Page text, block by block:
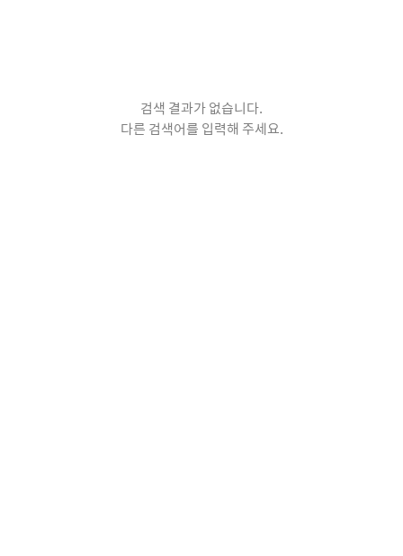
검색 결과가 없습니다.
다른 검색어를 입력해 주세요.